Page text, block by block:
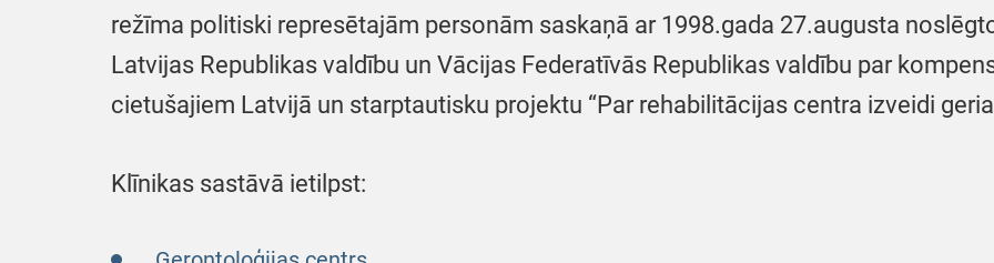
režīma politiski represētajām personām saskaņā ar 1998.gada 27.augusta
Latvijas Republikas valdību un Vācijas Federatīvās Republikas valdību par
cietušajiem Latvijā un starptautisku projektu “Par rehabilitācijas centra izveidi
Klīnikas sastāvā ietilpst: